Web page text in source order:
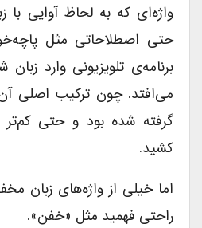
واژه‌ای که به لحاظ آوایی با
حتی اصطلاحاتی مثل
برنامه‌ی تلویزیونی وارد
می‌افتد. چون ترکیب اصلی آن
گرفته شده بود و حتی
کشید.
اما خیلی از واژه‌های زبان
راحتی فهمید مثل «خفن».